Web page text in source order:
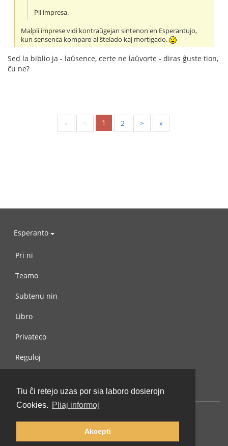
Tiu ĉi retejo uzas por sia laboro dosierojn
Cookies. Pliaj informoj
Akcepti
Pli impresa.
Malpli imprese vidi kontraŭgejan sintenon en Esperantujo,
kun sensenca komparo al ŝtelado kaj mortigado.
Sed la biblio ja - laŭsence, certe ne laŭvorte - diras ĝuste tion,
ĉu ne?
« < 1 2 > »
Esperanto
Pri ni
Teamo
Subtenu nin
Libro
Privateco
Reguloj
© 2002-2026 lernu.net |Impressum